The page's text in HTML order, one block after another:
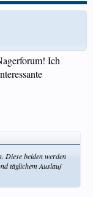
Ich
Diese beiden werden
täglichem Auslauf